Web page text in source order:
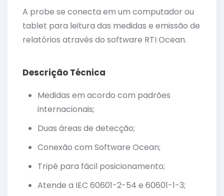
A probe se conecta em um computador ou
tablet para leitura das medidas e emissão de
relatórios através do software RTI Ocean.
Descrição Técnica
Medidas em acordo com padrões
internacionais;
Duas áreas de detecção;
Conexão com Software Ocean;
Tripé para fácil posicionamento;
Atende a IEC 60601-2-54 e 60601-1-3;